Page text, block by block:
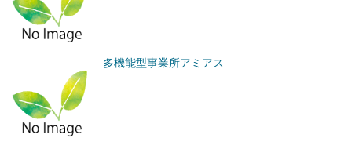
多機能型事業所アミアス